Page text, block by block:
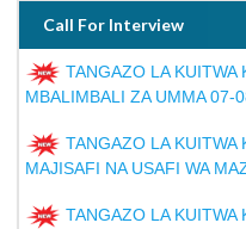
Call For Interview
TANGAZO LA KUITWA
MBALIMBALI ZA UMMA 07-
TANGAZO LA KUITWA
MAJISAFI NA USAFI WA
TANGAZO LA KUITWA